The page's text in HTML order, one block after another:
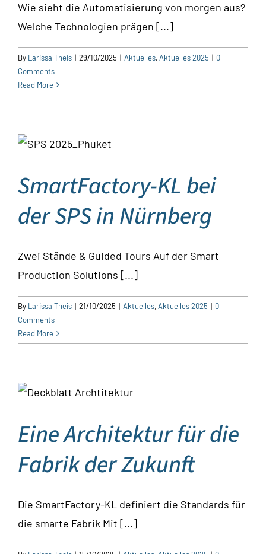
Wie sieht die Automatisierung von morgen aus?
Welche Technologien prägen [...]
By Larissa Theis | 29/10/2025 | Aktuelles,Aktuelles 2025 | 0
Comments
Read More
SmartFactory-KL bei
der SPS in Nürnberg
Zwei Stände & Guided Tours Auf der Smart
Production Solutions [...]
By Larissa Theis | 21/10/2025 | Aktuelles,Aktuelles 2025 | 0
Comments
Read More
Eine Architektur für die
Fabrik der Zukunft
Die SmartFactory-KL definiert die Standards für
die smarte Fabrik Mit [...]